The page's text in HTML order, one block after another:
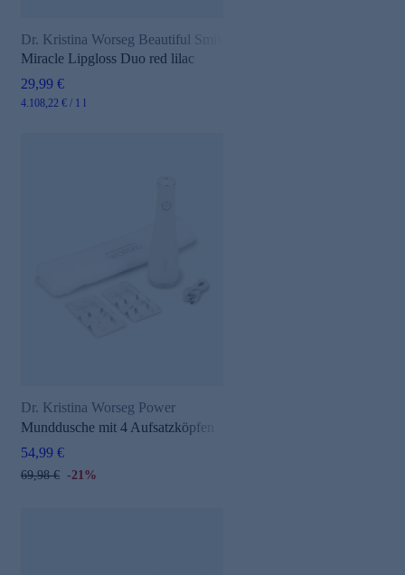
Dr. Kristina Worseg Beautiful Smile
Miracle Lipgloss Duo red lilac
29,99 €
4.108,22 € / 1 l
Dr. Kristina Worseg Power
Munddusche mit 4 Aufsatzköpfen
54,99 €
69,98 € -21%